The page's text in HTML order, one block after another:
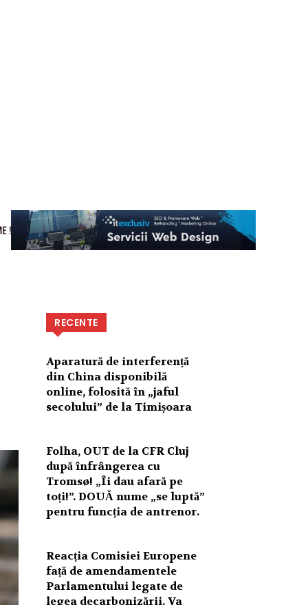
RECENTE
Aparatură de interferență
din China disponibilă
online, folosită în „jaful
secolului” de la Timișoara
Folha, OUT de la CFR Cluj
după înfrângerea cu
Tromsø! „Îi dau afară pe
toți!”. DOUĂ nume „se luptă”
pentru funcția de antrenor.
Reacția Comisiei Europene
față de amendamentele
Parlamentului legate de
legea decarbonizării. Va